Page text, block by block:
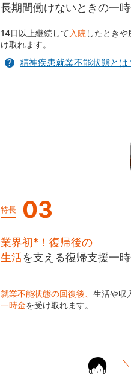
長期間働けないときの一
14日以上継続して 入院 したときや
け取れます。
精神疾患就業不能状態とは
特長 03
業界初*！復帰後の
生活を支える復帰支援一
就業不能状態の回復後、 生活や収
一時金を受け取れます。